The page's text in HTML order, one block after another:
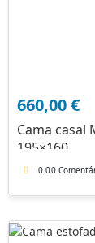
660,00€
Cama casal
195×160
0.00